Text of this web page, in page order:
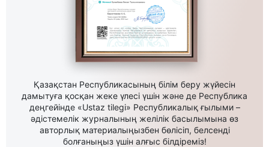
Қазақстан Республикасының білім беру жүйесін
дамытуға қосқан жеке үлесі үшін және де Республика
деңгейінде «Ustaz tilegi» Республикалық ғылыми –
әдістемелік журналының желілік басылымына өз
авторлық материалыңызбен бөлісіп, белсенді
болғаныңыз үшін алғыс білдіреміз!